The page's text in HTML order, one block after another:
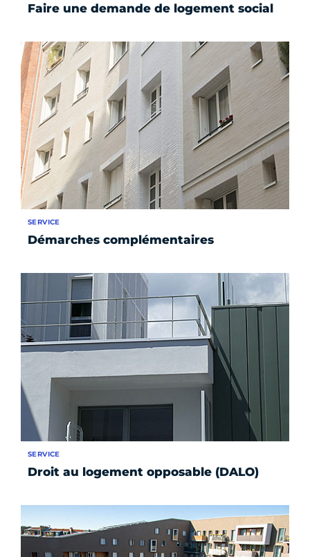
Faire une demande de logement social
Démarches complémentaires
SERVICE
Droit au logement opposable (DALO)
SERVICE